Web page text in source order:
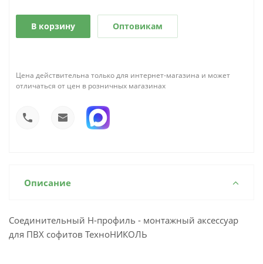
В корзину Оптовикам
Цена действительна только для интернет-магазина и может
отличаться от цен в розничных магазинах
Описание
Соединительный Н-профиль - монтажный аксессуар
для ПВХ софитов ТехноНИКОЛЬ